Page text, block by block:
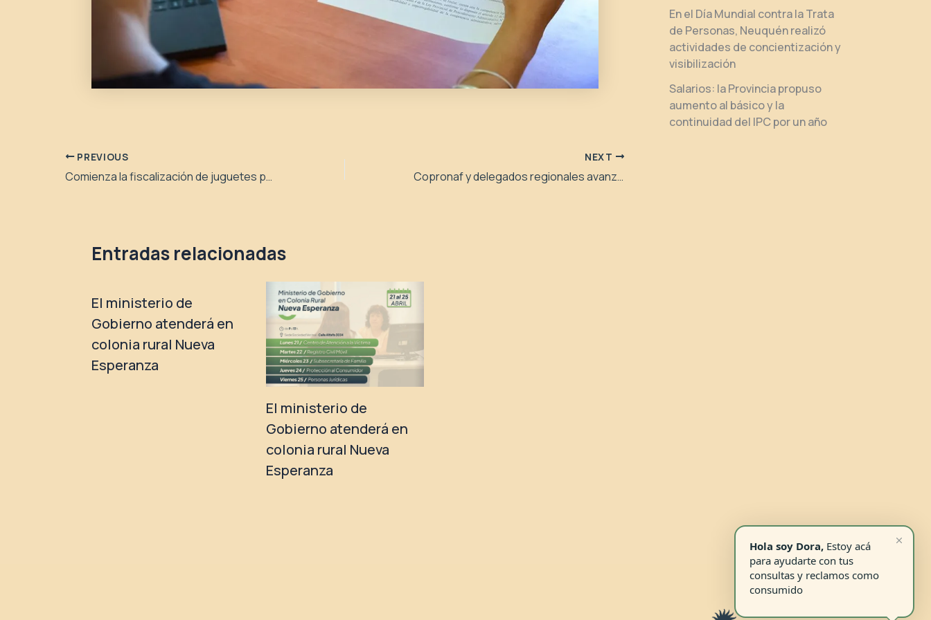
PREVIOUS
Comienza la fiscalización de juguetes por el Día de las Infancias
NEXT
Copronaf y delegados regionales avanzaron en el diseño de políticas públicas
Entradas relacionadas
El ministerio de
Gobierno atenderá en
colonia rural Nueva
Esperanza
El ministerio de
Gobierno atenderá en
colonia rural Nueva
Esperanza
En el Día Mundial contra la Trata
de Personas, Neuquén realizó
actividades de concientización y
visibilización
Salarios: la Provincia propuso
aumento al básico y la
continuidad del IPC por un año